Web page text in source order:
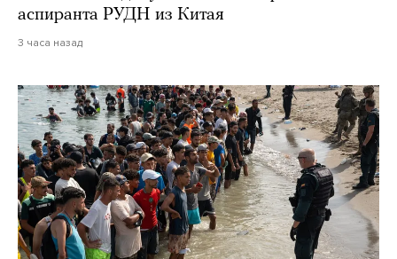
аспиранта РУДН из Китая
3 часа назад